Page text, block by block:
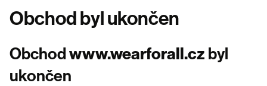
Obchod byl ukončen
Obchodwww.wearforall.cz byl
ukončen